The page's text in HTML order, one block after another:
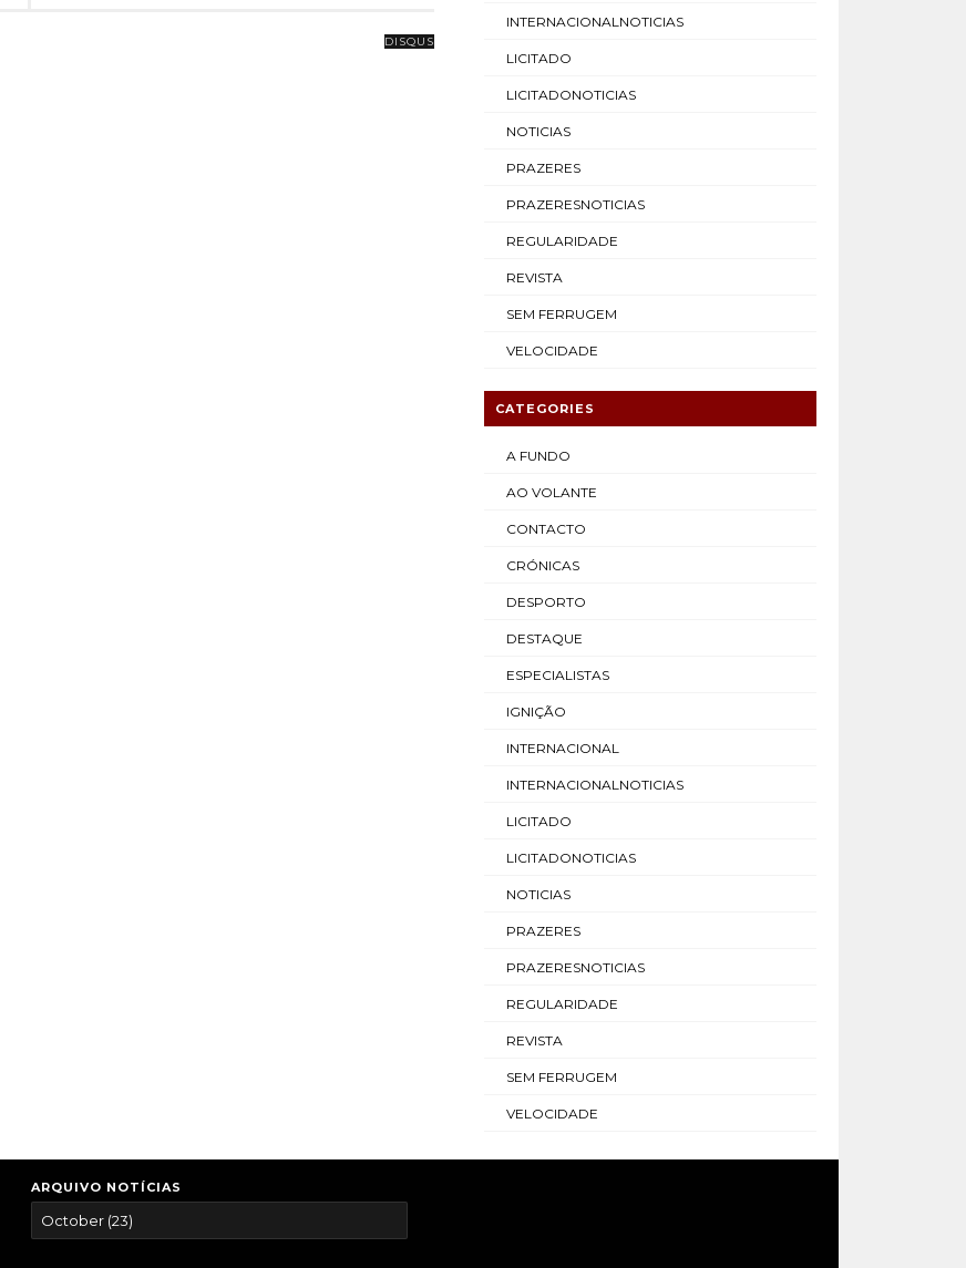
DISQUS
INTERNACIONALNOTICIAS
LICITADO
LICITADONOTICIAS
NOTICIAS
PRAZERES
PRAZERESNOTICIAS
REGULARIDADE
REVISTA
SEM FERRUGEM
VELOCIDADE
CATEGORIES
A FUNDO
AO VOLANTE
CONTACTO
CRÓNICAS
DESPORTO
DESTAQUE
ESPECIALISTAS
IGNIÇÃO
INTERNACIONAL
INTERNACIONALNOTICIAS
LICITADO
LICITADONOTICIAS
NOTICIAS
PRAZERES
PRAZERESNOTICIAS
REGULARIDADE
REVISTA
SEM FERRUGEM
VELOCIDADE
ARQUIVO NOTÍCIAS